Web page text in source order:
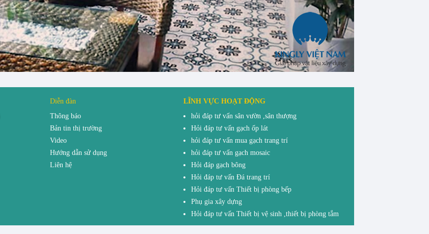
Diễn đàn
Thông báo
Bản tin thị trường
Video
Hướng dẫn sử dụng
Liên hệ
LĨNH VỰC HOẠT ĐỘNG
hỏi đáp tư vấn sân vườn ,sân thượng
Hỏi đáp tư vấn gạch ốp lát
hỏi đáp tư vấn mua gạch trang trí
hỏi đáp tư vấn gạch mosaic
Hỏi đáp gạch bông
Hỏi đáp tư vấn Đá trang trí
Hỏi đáp tư vấn Thiết bị phòng bếp
Phụ gia xây dựng
Hỏi đáp tư vấn Thiết bị vệ sinh ,thiết bị phòng tắm